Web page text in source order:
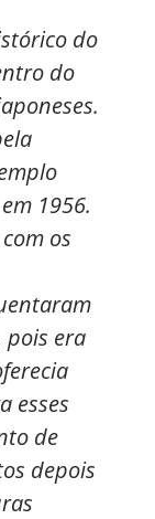
do
do
1956.
os
pois era
esses
de
depois